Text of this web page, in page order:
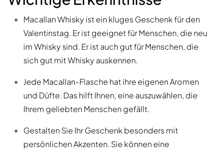
Macallan Whisky ist ein kluges Geschenk für den
Valentinstag. Er ist geeignet für Menschen, die neu
im Whisky sind. Er ist auch gut für Menschen, die
sich gut mit Whisky auskennen.
Jede Macallan-Flasche hat ihre eigenen Aromen
und Düfte. Das hilft Ihnen, eine auszuwählen, die
Ihrem geliebten Menschen gefällt.
Gestalten Sie Ihr Geschenk besonders mit
persönlichen Akzenten. Sie können eine